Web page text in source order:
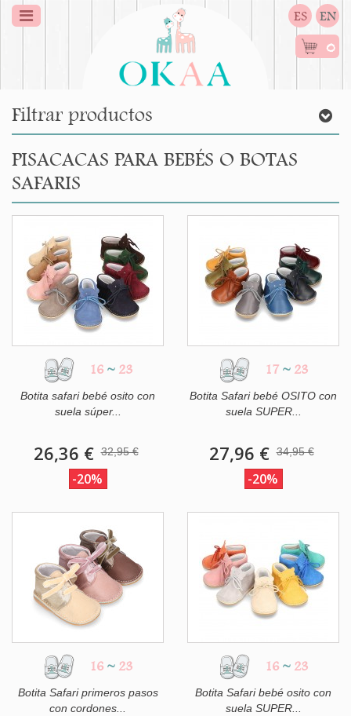
ES EN
0
Filtrar productos
PISACACAS PARA BEBÉS O BOTAS
SAFARIS
16 ~ 23
Botita safari bebé osito con
suela súper...
26,36 € 32,95 €
-20%
17 ~ 23
Botita Safari bebé OSITO con
suela SUPER...
27,96 € 34,95 €
-20%
16 ~ 23
Botita Safari primeros pasos
con cordones...
16 ~ 23
Botita Safari bebé osito con
suela SUPER...